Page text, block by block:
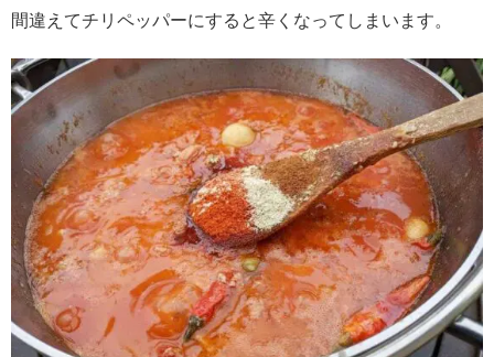
間違えてチリペッパーにすると辛くなってしまいます。